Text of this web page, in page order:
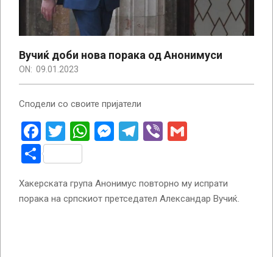
Вучиќ доби нова порака од Анонимуси
ON: 09.01.2023
Сподели со своите пријатели
Facebook
Twitter
WhatsApp
Messenger
Telegram
Viber
Share
Хакерската група Анонимус повторно му испрати
порака на српскиот претседател Александар Вучиќ.